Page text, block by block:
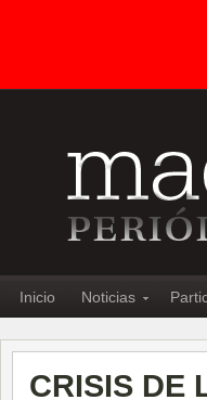
Inicio Noticias
CRISIS DE